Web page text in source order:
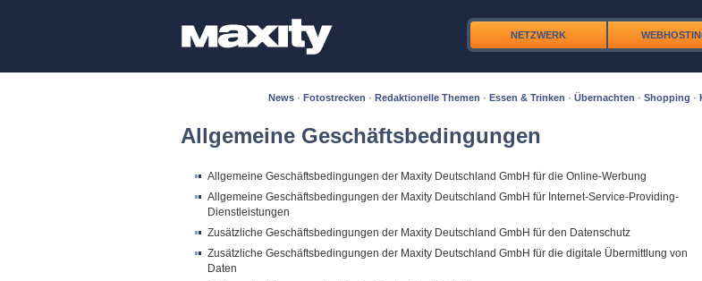
NETZWERK
News · Fotostrecken · Redaktionelle Themen · Essen & Trinken · Übernachten · Shopping ·
Allgemeine Geschäftsbedingungen
Allgemeine Geschäftsbedingungen der Maxity Deutschland GmbH für die Online-Werbung
Allgemeine Geschäftsbedingungen der Maxity Deutschland GmbH für Internet-Service-Providing-
Dienstleistungen
Zusätzliche Geschäftsbedingungen der Maxity Deutschland GmbH für den Datenschutz
Zusätzliche Geschäftsbedingungen der Maxity Deutschland GmbH für die digitale Übermittlung von
Daten